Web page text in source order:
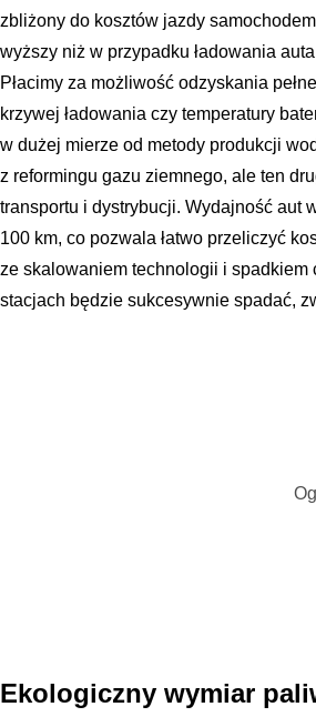
zbliżony do kosztów jazdy
wyższy niż w przypadku ładowania
Płacimy za możliwość odzyskania
krzywej ładowania czy temperatury
w dużej mierze od metody produkcji
z reformingu gazu ziemnego, ale ten
transportu i dystrybucji. Wydajność aut
100 km, co pozwala łatwo przeliczyć
ze skalowaniem technologii i
stacjach będzie sukcesywnie spadać,
Ekologiczny wymiar